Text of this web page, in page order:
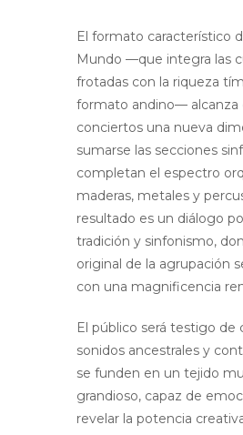
El formato característico
Mundo —que integra las
frotadas con la riqueza
formato andino— alcanza
conciertos una nueva
sumarse las secciones
completan el espectro
maderas, metales y
resultado es un diálogo
tradición y sinfonismo,
original de la agrupación
con una magnificencia
El público será testigo de
sonidos ancestrales y
se funden en un tejido
grandioso, capaz de
revelar la potencia